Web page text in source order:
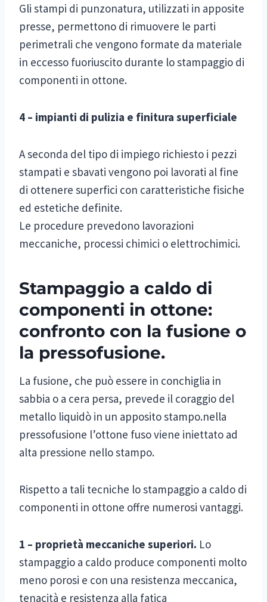
Gli stampi di punzonatura, utilizzati in apposite
presse, permettono di rimuovere le parti
perimetrali che vengono formate da materiale
in eccesso fuoriuscito durante lo stampaggio di
componenti in ottone.
4 – impianti di pulizia e finitura superficiale
A seconda del tipo di impiego richiesto i pezzi
stampati e sbavati vengono poi lavorati al fine
di ottenere superfici con caratteristiche fisiche
ed estetiche definite.
Le procedure prevedono lavorazioni
meccaniche, processi chimici o elettrochimici.
Stampaggio a caldo di
componenti in ottone:
confronto con la fusione o
la pressofusione.
La fusione, che può essere in conchiglia in
sabbia o a cera persa, prevede il coraggio del
metallo liquidò in un apposito stampo.nella
pressofusione l’ottone fuso viene iniettato ad
alta pressione nello stampo.
Rispetto a tali tecniche lo stampaggio a caldo di
componenti in ottone offre numerosi vantaggi.
1 – proprietà meccaniche superiori. Lo
stampaggio a caldo produce componenti molto
meno porosi e con una resistenza meccanica,
tenacità e resistenza alla fatica